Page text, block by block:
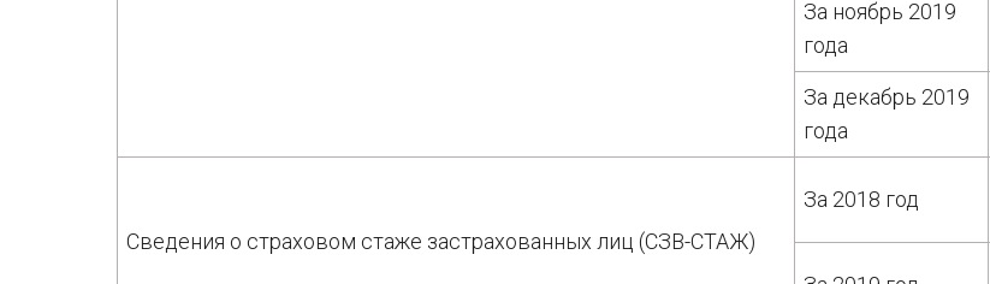
За ноябрь 2019
года
За декабрь 2019
года
Сведения о страховом стаже застрахованных лиц (СЗВ-СТАЖ)
За 2018 год